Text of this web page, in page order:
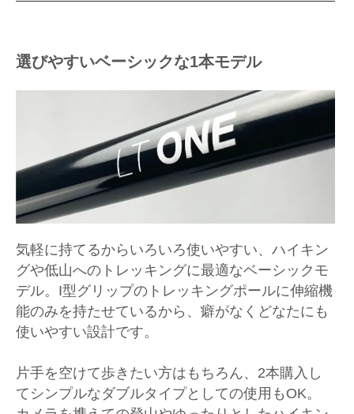
選びやすいベーシックな1本モデル
気軽に持てるからいろいろ使いやすい、ハイキン
グや低山へのトレッキングに最適なベーシックモ
デル。I型グリップのトレッキングポールに伸縮機
能のみを持たせているから、癖がなくどなたにも
使いやすい設計です。
片手を空けて歩きたい方はもちろん、2本購入し
てシンプルなダブルタイプとしての使用もOK。